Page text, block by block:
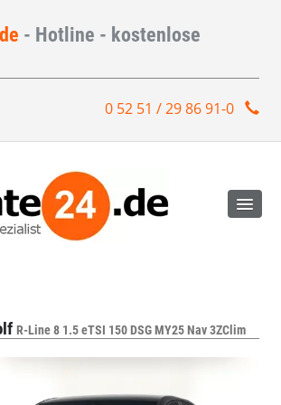
- Hotline - kostenlose
0 52 51 / 29 86 91-0
R-Line 8 1.5 eTSI 150 DSG MY25 Nav 3ZClim